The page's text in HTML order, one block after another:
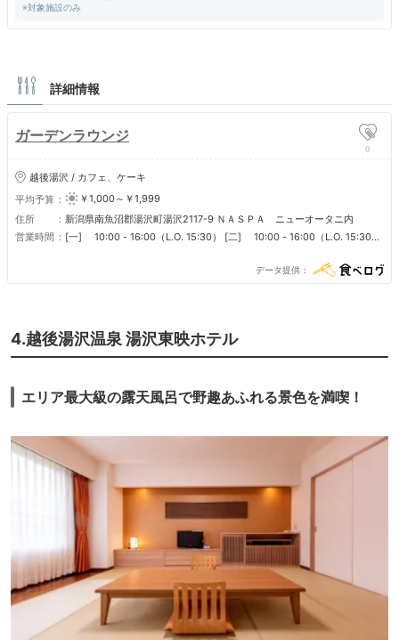
※対象施設のみ
詳細情報
ガーデンラウンジ
0
越後湯沢 / カフェ、ケーキ
平均予算
￥1,000～￥1,999
住所
新潟県南魚沼郡湯沢町湯沢2117-9 ＮＡＳＰＡ ニューオータニ内
営業時間
[一] 10:00 - 16:00（L.O. 15:30） [二] 10:00 - 16:00（L.O. 15:30）
[五] 10:00 - 16:00（L.O. 15:30） [六] 10:00 - 16:00（L.O. 15:30）
[日] 10:00 - 16:00（L.O. 15:30） [節假日] 10:00 - 16:00（L.O.
データ提供
4.越後湯沢温泉 湯沢東映ホテル
エリア最大級の露天風呂で野趣あふれる景色を満喫！